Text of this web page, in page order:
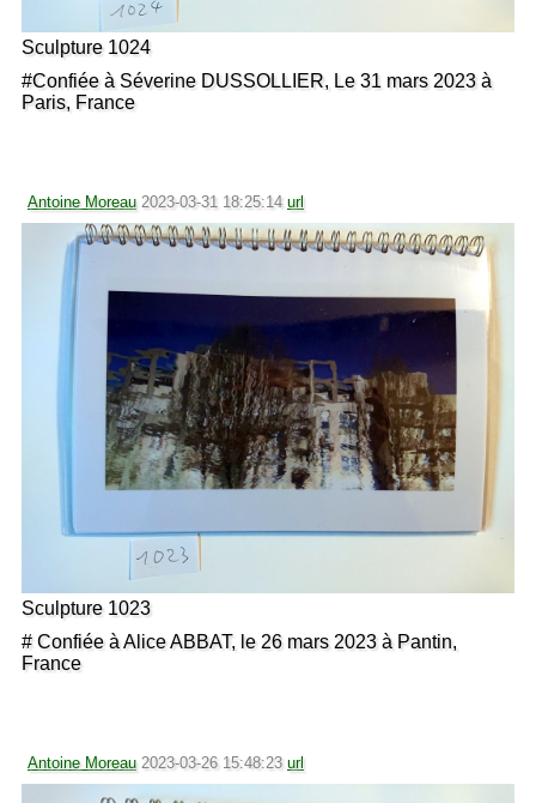
Sculpture 1024
#Confiée à Séverine DUSSOLLIER, Le 31 mars 2023 à
Paris, France
Antoine Moreau 2023-03-31 18:25:14 url
Sculpture 1023
# Confiée à Alice ABBAT, le 26 mars 2023 à Pantin,
France
Antoine Moreau 2023-03-26 15:48:23 url